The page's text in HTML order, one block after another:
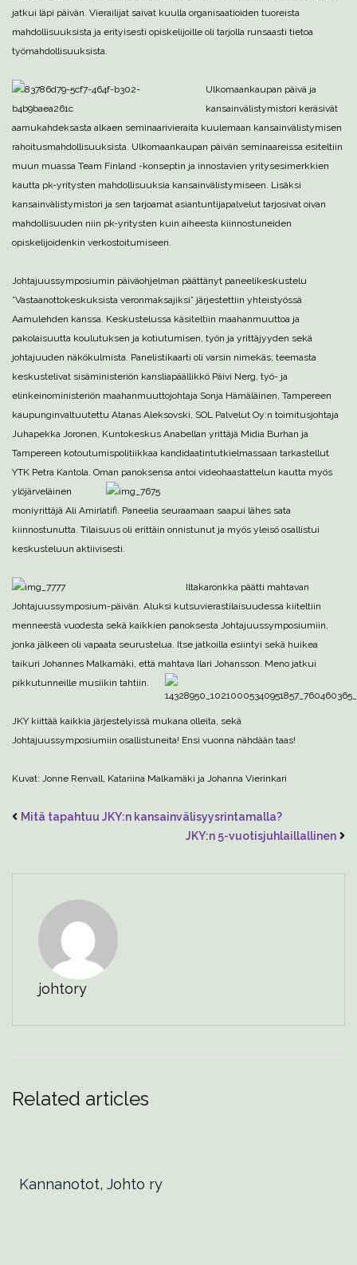
jatkui läpi päivän. Vierailijat saivat kuulla organisaatioiden tuoreista
mahdollisuuksista ja erityisesti opiskelijoille oli tarjolla runsaasti tietoa
työmahdollisuuksista.
Ulkomaankaupan päivä ja
kansainvälistymistori keräsivät
aamukahdeksasta alkaen seminaarivieraita kuulemaan kansainvälistymisen
rahoitusmahdollisuuksista. Ulkomaankaupan päivän seminaareissa esiteltiin
muun muassa Team Finland -konseptin ja innostavien yritysesimerkkien
kautta pk-yritysten mahdollisuuksia kansainvälistymiseen. Lisäksi
kansainvälistymistori ja sen tarjoamat asiantuntijapalvelut tarjosivat oivan
mahdollisuuden niin pk-yritysten kuin aiheesta kiinnostuneiden
opiskelijoidenkin verkostoitumiseen.
Johtajuussymposiumin päiväohjelman päättänyt paneelikeskustelu
”Vastaanottokeskuksista veronmaksajiksi” järjestettiin yhteistyössä
Aamulehden kanssa. Keskustelussa käsiteltiin maahanmuuttoa ja
pakolaisuutta koulutuksen ja kotiutumisen, työn ja yrittäjyyden sekä
johtajuuden näkökulmista. Panelistikaarti oli varsin nimekäs; teemasta
keskustelivat sisäministeriön kansliapäällikkö Päivi Nerg, työ- ja
elinkeinoministeriön maahanmuuttojohtaja Sonja Hämäläinen, Tampereen
kaupunginvaltuutettu Atanas Aleksovski, SOL Palvelut Oy:n toimitusjohtaja
Juhapekka Joronen, Kuntokeskus Anabellan yrittäjä Midia Burhan ja
Tampereen kotoutumispolitiikkaa kandidaatintutkielmassaan tarkastellut
YTK Petra Kantola. Oman panoksensa antoi videohaastattelun kautta myös
ylöjärveläinen
moniyrittäjä Ali Amirlatifi. Paneelia seuraamaan saapui lähes sata
kiinnostunutta. Tilaisuus oli erittäin onnistunut ja myös yleisö osallistui
keskusteluun aktiivisesti.
Iltakaronkka päätti mahtavan
Johtajuussymposium-päivän. Aluksi kutsuvierastilaisuudessa kiiteltiin
menneestä vuodesta sekä kaikkien panoksesta Johtajuussymposiumiin,
jonka jälkeen oli vapaata seurustelua. Itse jatkoilla esiintyi sekä huikea
taikuri Johannes Malkamäki, että mahtava Ilari Johansson. Meno jatkui
pikkutunneille musiikin tahtiin.
JKY kiittää kaikkia järjestelyissä mukana olleita, sekä
Johtajuussymposiumiin osallistuneita! Ensi vuonna nähdään taas!
Kuvat: Jonne Renvall, Katariina Malkamäki ja Johanna Vierinkari
Mitä tapahtuu JKY:n kansainvälisyysrintamalla?
JKY:n 5-vuotisjuhlaillallinen
johtory
Related articles
Kannanotot, Johto ry